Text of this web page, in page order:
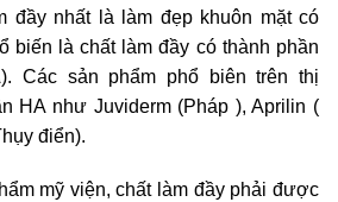
đầy nhất là làm đẹp khuôn mặt có
biến là chất làm đầy có thành phần
Các sản phẩm phổ biên trên thị
HA như Juviderm (Pháp ), Aprilin (
điển).
mỹ viện, chất làm đầy phải được